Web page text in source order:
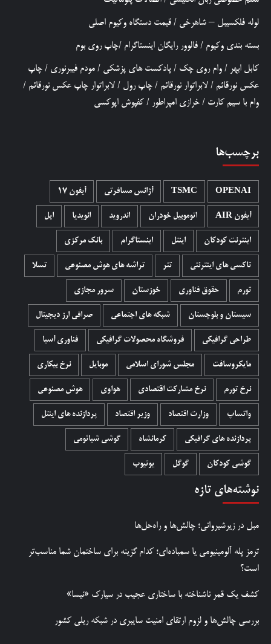
لوله فلکسیبل – شاهرخی / قیمت دستگاه وکیوم اصلی
بسته بندی وکیوم / فالوور رایگان اینستاگرام /چاپ روی بوم
کابل ابهر / وام روی چک / پادکست های پزشکی / مودم فیبرنوری / چاپ
عکس نورقائم / لابراتوار نورقائم / چاپ رول / لابراتوار چاپ عکس نورقائم /
وام با سیم کارت / خرازی امپراطور / کفپوش اپوکسی
برچسب‌ها
OPENAI
TSMC آژانس مسافرتی آیفون 17
آیفون AIR اتوموبیل خودران اندروید انویدیا اپل
اینترنت کودکان اینتل اینستاگرام بانک مرکزی
تاکسی های اینترنتی تتر تراشه های هوش مصنوعی تسلا
تورم حقوق فناوری خوزستان سرور مجازی
سیستان و بلوچستان شبکه های اجتماعی صرافی ارز دیجیتال
طراحی گرافیکی فروشگاه محصولات گرافيکی فناوری آسیا
مایکروسافت مجلس شورای اسلامی موبایل نرخ بیکاری
نرخ تورم نرخ مشارکت اقتصادی هواوی هوش مصنوعی
واتساپ وزارت اقتصاد وزیر اقتصاد پردازنده های اینتل
پردازنده های گرافیکی کرمانشاه گوشی شیائومی
گوشی کودکان گوگل یوتیوب
نوشته‌های تازه
مبل در زیرشیروانی؛ چالش‌ها و راه‌حل‌ها
ترمز پله آلومینیومی یا سمباده‌ای؛ کدام گزینه برای ساختمان شما مناسب‌تر
است؟
کشف یک قمر ناشناخته با ساختاری عجیب در سیارک «نیسا»
بررسی چالش‌ها و لزوم ارتقای امنیت سایبری در شبکه ریلی کشور